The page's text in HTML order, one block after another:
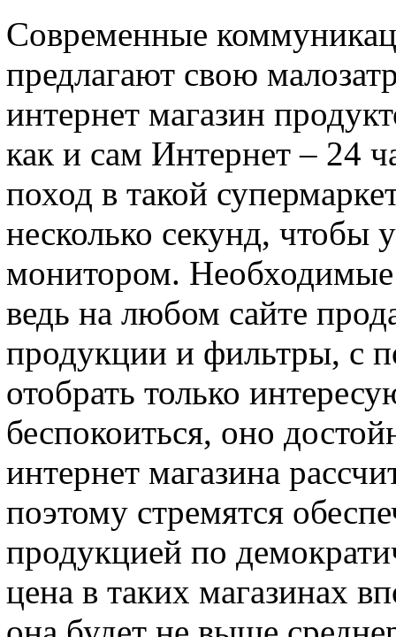
Современные
предлагают свою
интернет магазин
как и сам Интернет – 24
поход в такой
несколько секунд, чтобы
монитором. Необходимые
ведь на любом сайте
продукции и фильтры, с
отобрать только
беспокоиться, оно
интернет магазина
поэтому стремятся
продукцией по
цена в таких магазинах